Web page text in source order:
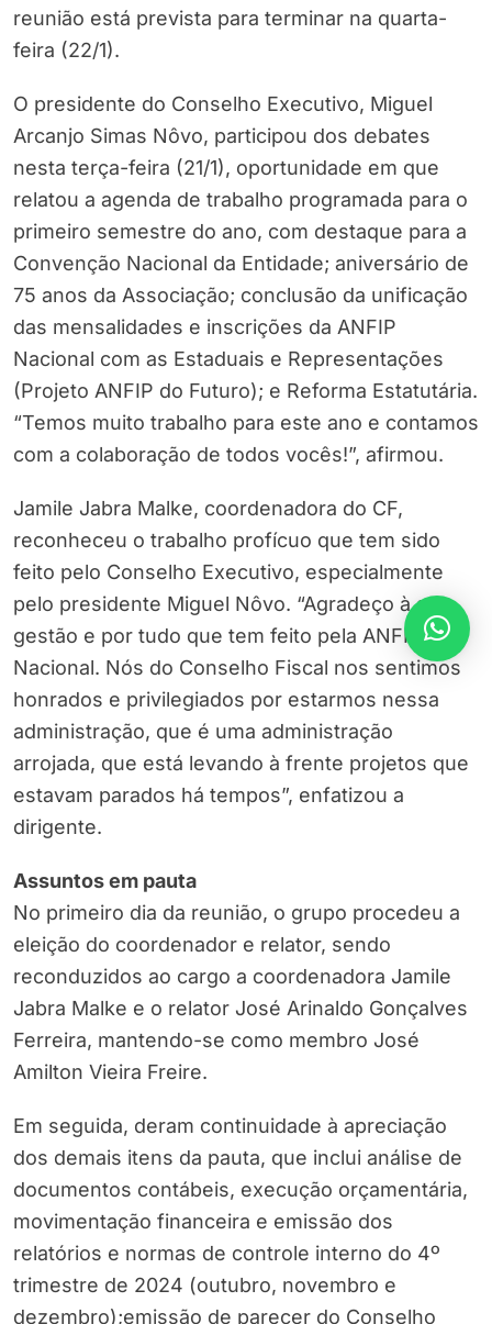
reunião está prevista para terminar na quarta-
feira (22/1).
O presidente do Conselho Executivo, Miguel
Arcanjo Simas Nôvo, participou dos debates
nesta terça-feira (21/1), oportunidade em que
relatou a agenda de trabalho programada para o
primeiro semestre do ano, com destaque para a
Convenção Nacional da Entidade; aniversário de
75 anos da Associação; conclusão da unificação
das mensalidades e inscrições da ANFIP
Nacional com as Estaduais e Representações
(Projeto ANFIP do Futuro); e Reforma Estatutária.
“Temos muito trabalho para este ano e contamos
com a colaboração de todos vocês!”, afirmou.
Jamile Jabra Malke, coordenadora do CF,
reconheceu o trabalho profícuo que tem sido
feito pelo Conselho Executivo, especialmente
pelo presidente Miguel Nôvo. “Agradeço à sua
gestão e por tudo que tem feito pela ANFIP
Nacional. Nós do Conselho Fiscal nos sentimos
honrados e privilegiados por estarmos nessa
administração, que é uma administração
arrojada, que está levando à frente projetos que
estavam parados há tempos”, enfatizou a
dirigente.
Assuntos em pauta
No primeiro dia da reunião, o grupo procedeu a
eleição do coordenador e relator, sendo
reconduzidos ao cargo a coordenadora Jamile
Jabra Malke e o relator José Arinaldo Gonçalves
Ferreira, mantendo-se como membro José
Amilton Vieira Freire.
Em seguida, deram continuidade à apreciação
dos demais itens da pauta, que inclui análise de
documentos contábeis, execução orçamentária,
movimentação financeira e emissão dos
relatórios e normas de controle interno do 4º
trimestre de 2024 (outubro, novembro e
dezembro);emissão de parecer do Conselho